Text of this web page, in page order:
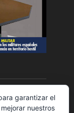
garantizar el
nuestros